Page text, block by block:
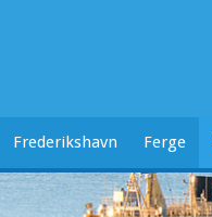
Frederikshavn Ferge